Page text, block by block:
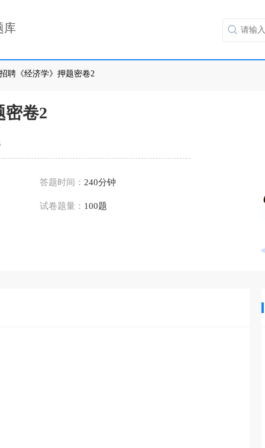
库
聘《经济学》押题密卷2
密卷2
答题时间： 240分钟
试卷题量： 100题